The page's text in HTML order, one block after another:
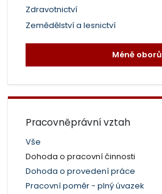
Zdravotnictví
Zemědělství a lesnictví
Méně oborů
Pracovněprávní vztah
Vše
Dohoda o pracovní činnosti
Dohoda o provedení práce
Pracovní poměr - plný úvazek